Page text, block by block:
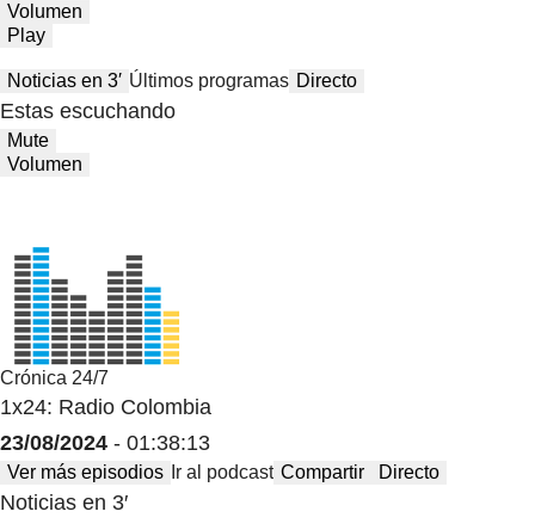
Volumen
Play
Noticias en 3′ Últimos programas Directo
Estas escuchando
Mute
Volumen
Crónica 24/7
1x24: Radio Colombia
23/08/2024 - 01:38:13
Ver más episodios Ir al podcast Compartir Directo
Noticias en 3′